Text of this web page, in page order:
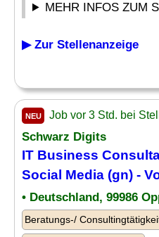
MEHR INFOS ZUM
▶ Zur Stellenanzeige
NEU Job vor 3 Std. bei
Schwarz Digits
IT Business
Social Media (gn) -
• Deutschland, 99986
Beratungs-/